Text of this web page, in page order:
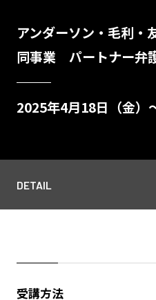
アンダーソン・毛利・
同事業 パートナー弁
2025年4月18日（金）
DETAIL
受講方法